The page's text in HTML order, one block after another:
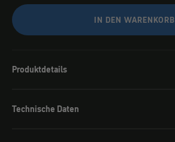
IN DEN WARENKORB
Produktdetails
Technische Daten